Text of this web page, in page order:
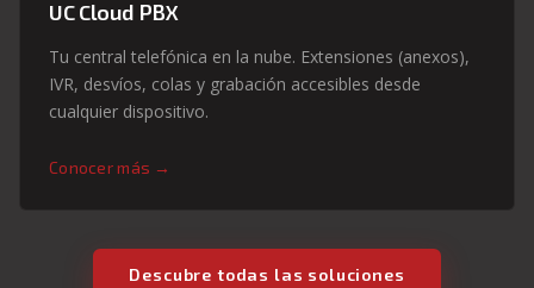
UC Cloud PBX
Tu central telefónica en la nube. Extensiones (anexos),
IVR, desvíos, colas y grabación accesibles desde
cualquier dispositivo.
Conocer más →
Descubre todas las soluciones